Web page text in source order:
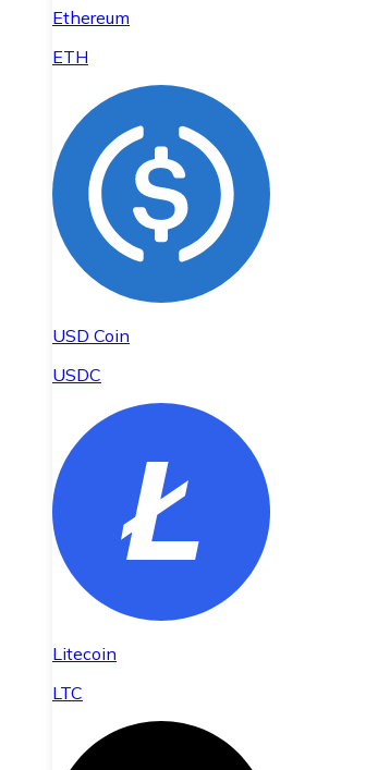
Ethereum
ETH
USD Coin
USDC
Litecoin
LTC